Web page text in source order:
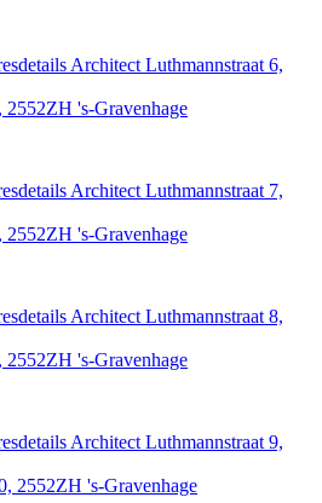
Architect Luthmannstraat 6,
2552ZH 's-Gravenhage
Architect Luthmannstraat 7,
2552ZH 's-Gravenhage
Architect Luthmannstraat 8,
2552ZH 's-Gravenhage
Architect Luthmannstraat 9,
2552ZH 's-Gravenhage